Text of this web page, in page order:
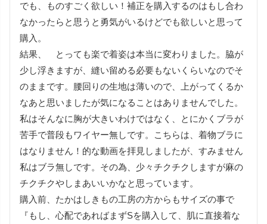
でも、ものすごく欲しい！補正を購入するのはもし合わ
なかったらと思うと勇気がいるけどでも欲しいと思って
購入。
結果、　とっても楽で着姿は本当に変わりました。脇が
少し浮きますが、縫い留める必要もないくらいなのでそ
のままです。腰回りの生地は薄いので、上がってくるか
なあと思いましたが気になることはありませんでした。
私はそんなに胸が大きいわけではなく、とにかくブラが
苦手で普段もワイヤー無しです。こちらは、着物ブラに
はなりません！的な動画を拝見しましたが、すみません
私はブラ無しです。その為、少々チクチクしますが麻の
チクチクやしまあいいかなと思っています。
購入前、たかはしきもの工房の方からもサイズの事で
『もし、心配であればまずSを購入して、肌に直接着な